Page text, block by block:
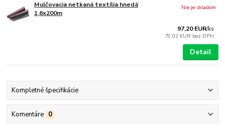
Mulčovacia netkaná textília hnedá
1,6x200m
97,20 EUR/ks
79,02 EUR bez DPH
Nie je skladom
Detail
Kompletné špecifikácie
Komentáre 0